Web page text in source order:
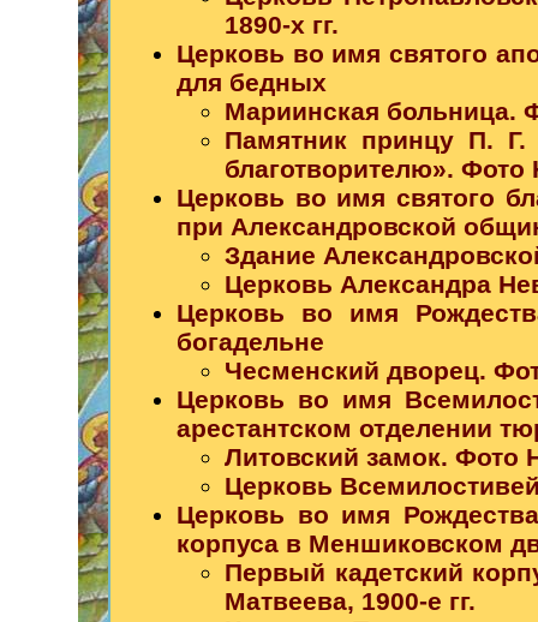
1890-х гг.
Церковь во имя святого
для бедных
Мариинская больница.
Памятник принцу П.
благотворителю». Фото
Церковь во имя святого
при Александровской
Здание
Церковь Александра
Церковь во имя
богадельне
Чесменский дворец.
Церковь во имя
арестантском отделении
Литовский замок. Фото
Церковь
Церковь во имя
корпуса в Меншиковском
Первый кадетский
Матвеева, 1900-е гг.